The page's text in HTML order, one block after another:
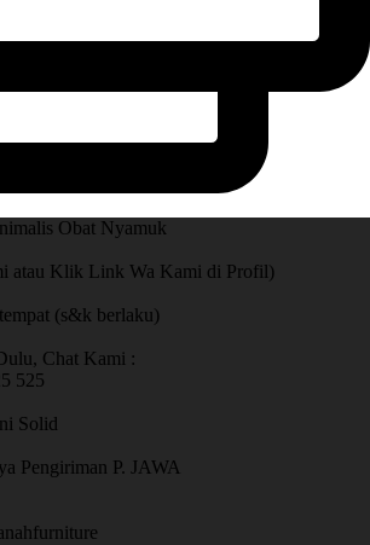
Obat Nyamuk
atau Klik Link Wa Kami di Profil)
(s&k berlaku)
Chat Kami :
525
Solid
Pengiriman P. JAWA